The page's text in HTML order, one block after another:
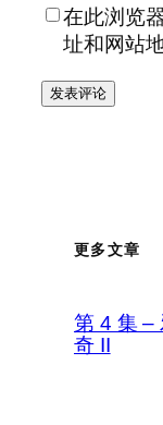
在此浏览
址和网站
更多文章
第 4 集 –
奇 II